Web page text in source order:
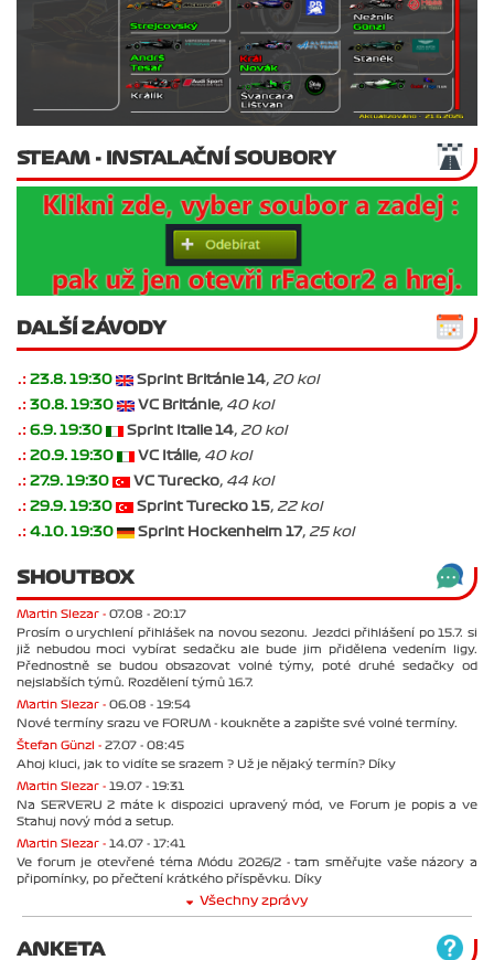
STEAM - INSTALAČNÍ SOUBORY
DALŠÍ ZÁVODY
.: 23.8. 19:30 Sprint Británie 14, 20 kol
.: 30.8. 19:30 VC Británie, 40 kol
.: 6.9. 19:30 Sprint Italie 14, 20 kol
.: 20.9. 19:30 VC Itálie, 40 kol
.: 27.9. 19:30 VC Turecko, 44 kol
.: 29.9. 19:30 Sprint Turecko 15, 22 kol
.: 4.10. 19:30 Sprint Hockenheim 17, 25 kol
SHOUTBOX
Martin Slezar - 07.08 - 20:17
Prosím o urychlení přihlášek na novou sezonu. Jezdci přihlášení po 15.7. si
již nebudou moci vybírat sedačku ale bude jim přidělena vedením ligy.
Přednostně se budou obsazovat volné týmy, poté druhé sedačky od
nejslabších týmů. Rozdělení týmů 16.7.
Martin Slezar - 06.08 - 19:54
Nové termíny srazu ve FORUM - koukněte a zapište své volné termíny.
Štefan Günzl - 27.07 - 08:45
Ahoj kluci, jak to vidíte se srazem ? Už je nějaký termín? Díky
Martin Slezar - 19.07 - 19:31
Na SERVERU 2 máte k dispozici upravený mód, ve Forum je popis a ve
Stahuj nový mód a setup.
Martin Slezar - 14.07 - 17:41
Ve forum je otevřené téma Módu 2026/2 - tam směřujte vaše názory a
připomínky, po přečtení krátkého příspěvku. Díky
Všechny zprávy
ANKETA